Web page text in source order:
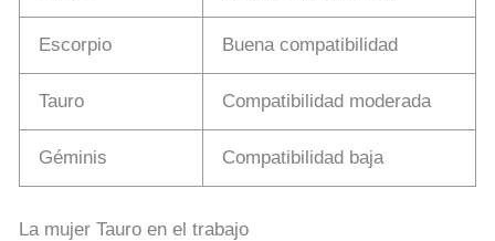
Escorpio Buena compatibilidad
Tauro Compatibilidad moderada
Géminis Compatibilidad baja
La mujer Tauro en el trabajo